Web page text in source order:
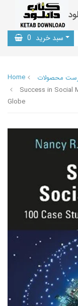
سبد خرید 0
Home
محصولات
Success in Social
Globe